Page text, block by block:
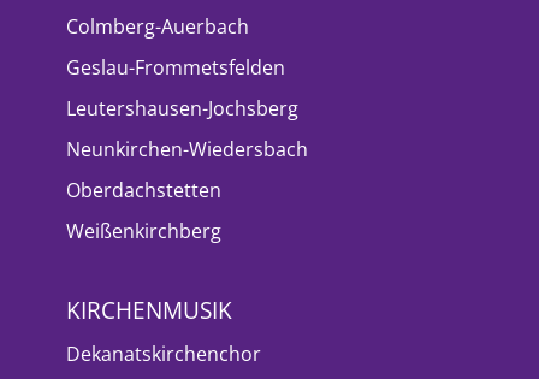
Colmberg-Auerbach
Geslau-Frommetsfelden
Leutershausen-Jochsberg
Neunkirchen-Wiedersbach
Oberdachstetten
Weißenkirchberg
KIRCHENMUSIK
Dekanatskirchenchor